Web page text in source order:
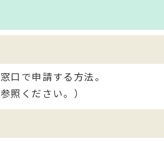
口で申請する方法。
照ください。）